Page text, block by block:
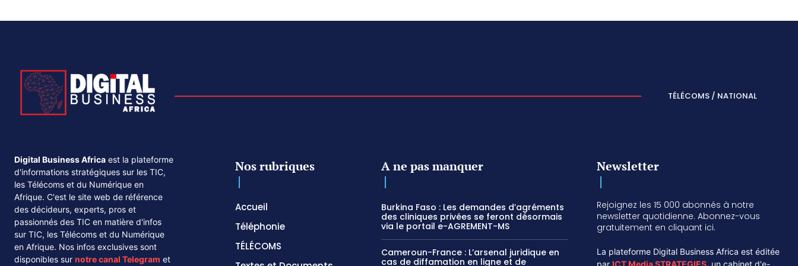
TÉLÉCOMS / NATIONAL
Digital Business Africa est la plateforme
d'informations stratégiques sur les TIC,
les Télécoms et du Numérique en
Afrique. C'est le site web de référence
des décideurs, experts, pros et
passionnés des TIC en matière d'infos
sur TIC, les Télécoms et du Numérique
en Afrique. Nos infos exclusives sont
disponibles sur notre canal Telegram et
Nos rubriques
Accueil
Téléphonie
TÉLÉCOMS
A ne pas manquer
Burkina Faso : Les demandes d’agréments
des cliniques privées se feront désormais
via le portail e-AGREMENT-MS
Cameroun-France : L’arsenal juridique en
cas de diffamation en ligne et de
Newsletter
Rejoignez les 15 000 abonnés à notre
newsletter quotidienne. Abonnez-vous
gratuitement en cliquant ici.
La plateforme Digital Business Africa est éditée